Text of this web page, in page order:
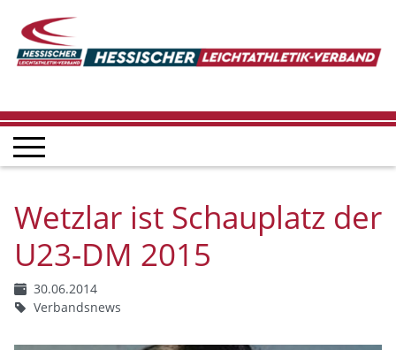
Wetzlar ist Schauplatz der
U23-DM 2015
30.06.2014
Verbandsnews